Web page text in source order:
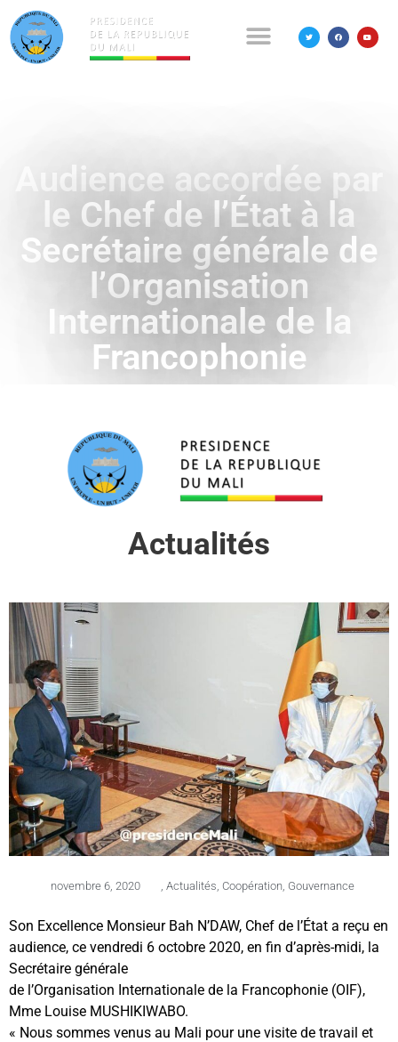
Audience accordée par
le Chef de l’État à la
Secrétaire générale de
l’Organisation
Internationale de la
Francophonie
Actualités
novembre 6, 2020 Actualités Coopération Gouvernance
Son Excellence Monsieur Bah N’DAW, Chef de l’État a reçu en
audience, ce vendredi 6 octobre 2020, en fin d’après-midi, la
Secrétaire générale
de l’Organisation Internationale de la Francophonie (OIF),
Mme Louise MUSHIKIWABO.
« Nous sommes venus au Mali pour une visite de travail et